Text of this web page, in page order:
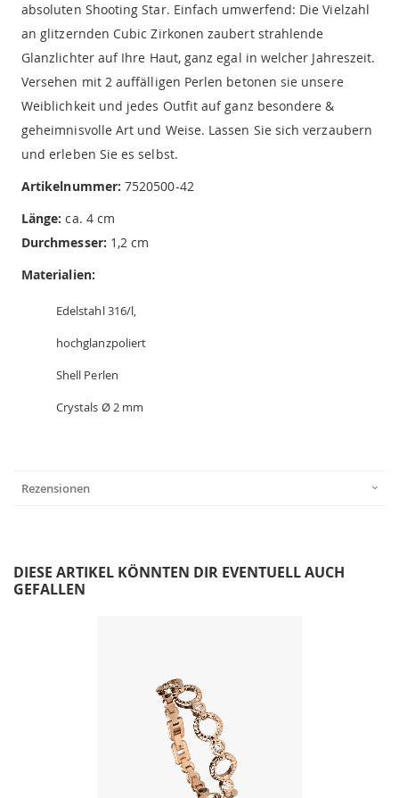
absoluten Shooting Star. Einfach umwerfend: Die Vielzahl
an glitzernden Cubic Zirkonen zaubert strahlende
Glanzlichter auf Ihre Haut, ganz egal in welcher Jahreszeit.
Versehen mit 2 auffälligen Perlen betonen sie unsere
Weiblichkeit und jedes Outfit auf ganz besondere &
geheimnisvolle Art und Weise. Lassen Sie sich verzaubern
und erleben Sie es selbst.
Artikelnummer:7520500-42
Länge: ca. 4 cm
Durchmesser: 1,2 cm
Materialien:
Edelstahl 316/l,
hochglanzpoliert
Shell Perlen
Crystals Ø 2 mm
Rezensionen
DIESE ARTIKEL KÖNNTEN DIR EVENTUELL AUCH
GEFALLEN